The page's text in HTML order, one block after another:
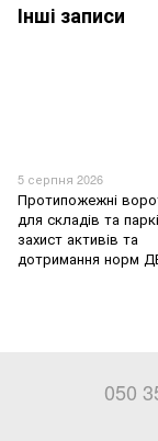
Інші записи
5 серпня 2026
Протипожежні
для складів та
захист активів та
дотримання норм
050